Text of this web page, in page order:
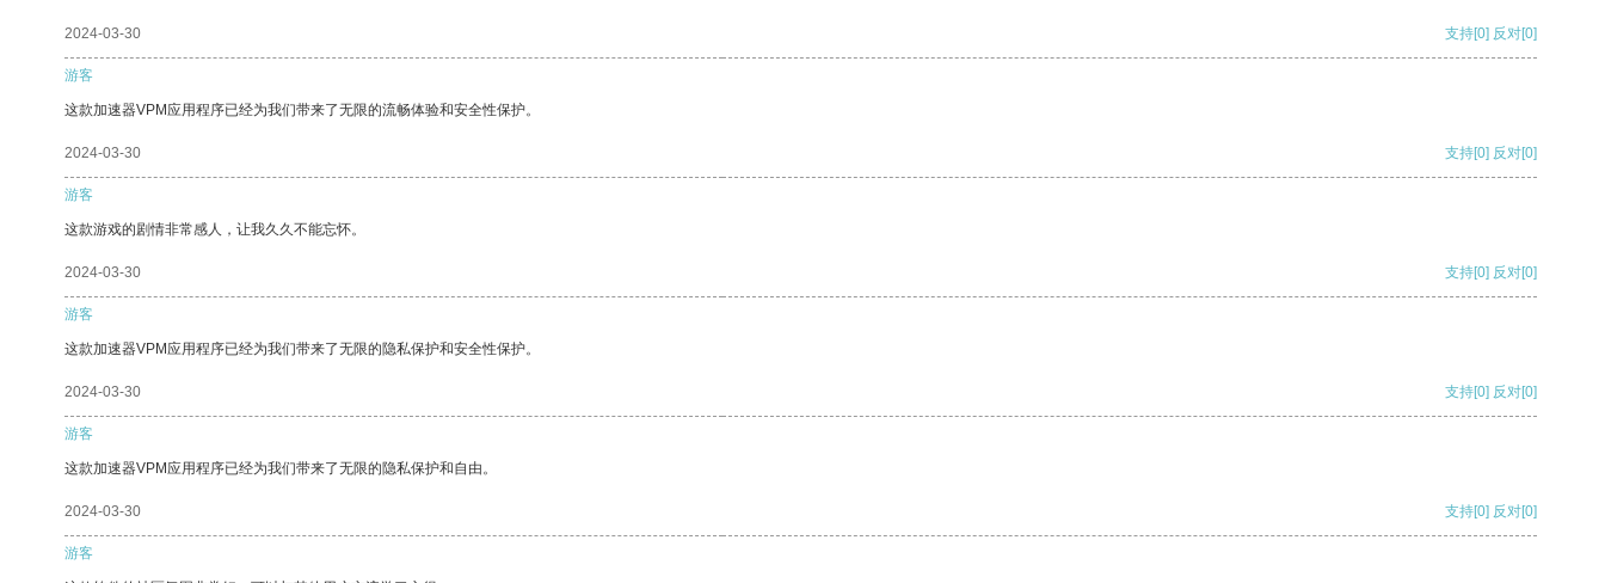
2024-03-30 支持[0] 反对[0]
游客
这款加速器VPM应用程序已经为我们带来了无限的流畅体验和安全性保护。
2024-03-30 支持[0] 反对[0]
游客
这款游戏的剧情非常感人，让我久久不能忘怀。
2024-03-30 支持[0] 反对[0]
游客
这款加速器VPM应用程序已经为我们带来了无限的隐私保护和安全性保护。
2024-03-30 支持[0] 反对[0]
游客
这款加速器VPM应用程序已经为我们带来了无限的隐私保护和自由。
2024-03-30 支持[0] 反对[0]
游客